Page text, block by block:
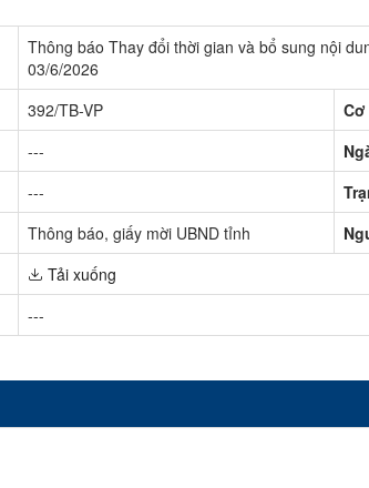
Thông báo Thay đổi thời gian và bổ sung nội
03/6/2026
392/TB-VP
---
---
Thông báo, giấy mời UBND tỉnh
Tải xuống
---